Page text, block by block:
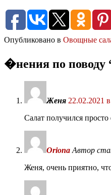
Опубликовано в Овощные
�нения по поводу
Женя 22.02.2021
Салат получился
Oriona Автор
Женя, очень приятно,